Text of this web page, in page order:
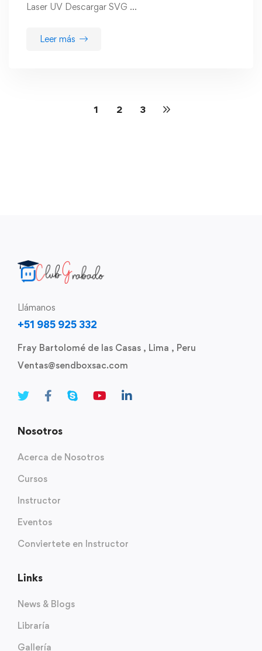
Laser UV Descargar SVG …
Leer más
1 2 3
Llámanos
+51 985 925 332
Fray Bartolomé de las Casas , Lima , Peru
Ventas@sendboxsac.com
Nosotros
Acerca de Nosotros
Cursos
Instructor
Eventos
Conviertete en Instructor
Links
News & Blogs
Libraría
Gallería